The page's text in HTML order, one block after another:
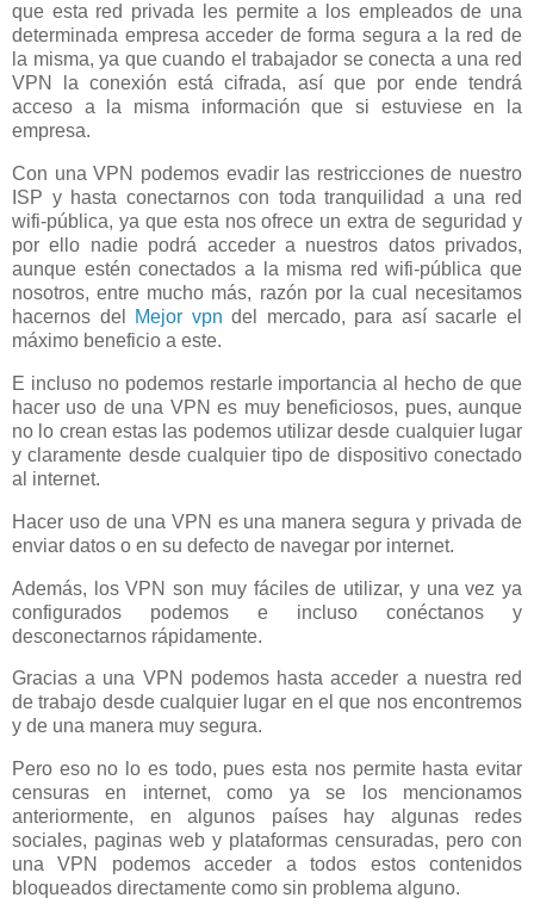
que esta red privada les permite a los empleados de una
determinada empresa acceder de forma segura a la red de
la misma, ya que cuando el trabajador se conecta a una red
VPN la conexión está cifrada, así que por ende tendrá
acceso a la misma información que si estuviese en la
empresa.
Con una VPN podemos evadir las restricciones de nuestro
ISP y hasta conectarnos con toda tranquilidad a una red
wifi-pública, ya que esta nos ofrece un extra de seguridad y
por ello nadie podrá acceder a nuestros datos privados,
aunque estén conectados a la misma red wifi-pública que
nosotros, entre mucho más, razón por la cual necesitamos
hacernos del
Mejor vpn del mercado, para así sacarle el
máximo beneficio a este.
E incluso no podemos restarle importancia al hecho de que
hacer uso de una VPN es muy beneficiosos, pues, aunque
no lo crean estas las podemos utilizar desde cualquier lugar
y claramente desde cualquier tipo de dispositivo conectado
al internet.
Hacer uso de una VPN es una manera segura y privada de
enviar datos o en su defecto de navegar por internet.
Además, los VPN son muy fáciles de utilizar, y una vez ya
configurados podemos e incluso conéctanos y
desconectarnos rápidamente.
Gracias a una VPN podemos hasta acceder a nuestra red
de trabajo desde cualquier lugar en el que nos encontremos
y de una manera muy segura.
Pero eso no lo es todo, pues esta nos permite hasta evitar
censuras en internet, como ya se los mencionamos
anteriormente, en algunos países hay algunas redes
sociales, paginas web y plataformas censuradas, pero con
una VPN podemos acceder a todos estos contenidos
bloqueados directamente como sin problema alguno.